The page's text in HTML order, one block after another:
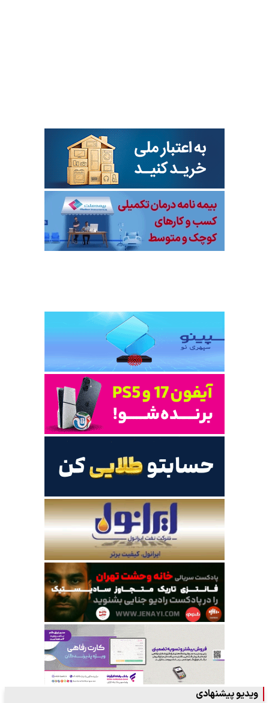
ویدیو پیشنهادی